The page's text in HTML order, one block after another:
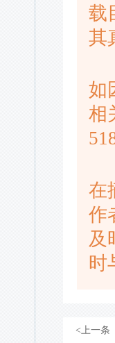
载
其
如
相
在
作
及
时
<上一条